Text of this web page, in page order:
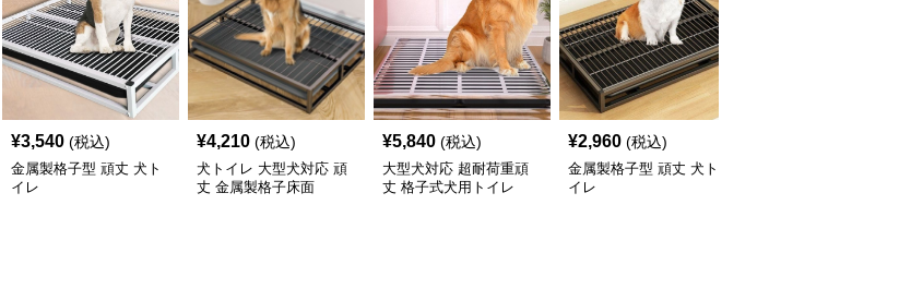
¥3,540 (税込)
金属製格子型 頑丈 犬ト
イレ
¥4,210 (税込)
犬トイレ 大型犬対応 頑
丈 金属製格子床面
¥5,840 (税込)
大型犬対応 超耐荷重頑
丈 格子式犬用トイレ
¥2,960 (税込)
金属製格子型 頑丈 犬ト
イレ